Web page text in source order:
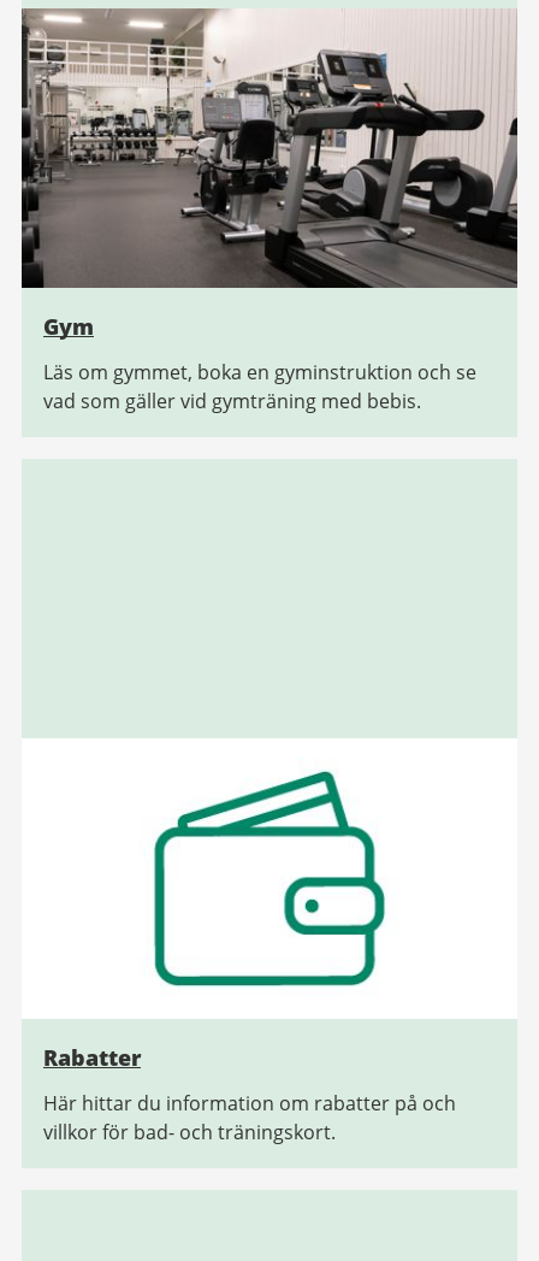
Gym
Läs om gymmet, boka en gyminstruktion och se
vad som gäller vid gymträning med bebis.
Rabatter
Här hittar du information om rabatter på och
villkor för bad- och träningskort.